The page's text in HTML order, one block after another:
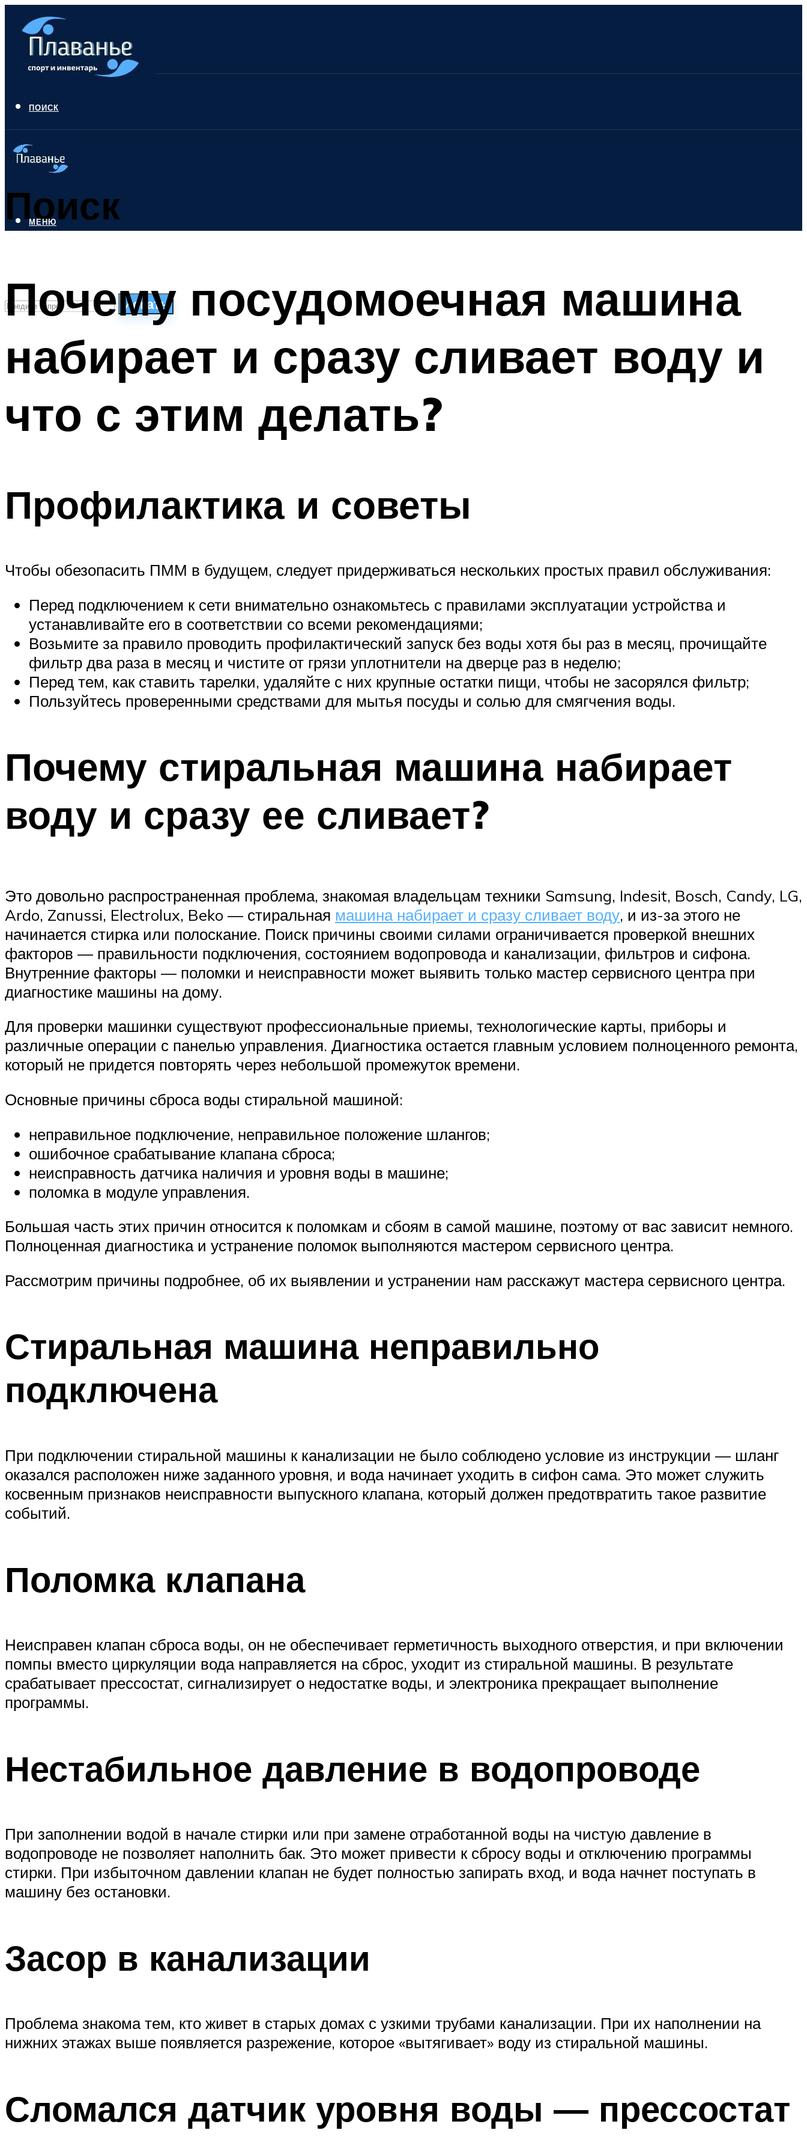
ПОИСК
Поиск
Искать
СТИЛИ ПЛАВАНЬЯ
ПЛАВАНЬЕ ДЛЯ ДЕТЕЙ
ПЛАВАНЬЕ ДЛЯ ПОХУДЕНИЯ
ОЧИСТКА БАССЕЙНОВ
МЕНЮ
Почему посудомоечная машина
набирает и сразу сливает воду и
что с этим делать?
Профилактика и советы
Чтобы обезопасить ПММ в будущем, следует придерживаться нескольких простых правил обслуживания:
Перед подключением к сети внимательно ознакомьтесь с правилами эксплуатации устройства и
устанавливайте его в соответствии со всеми рекомендациями;
Возьмите за правило проводить профилактический запуск без воды хотя бы раз в месяц, прочищайте
фильтр два раза в месяц и чистите от грязи уплотнители на дверце раз в неделю;
Перед тем, как ставить тарелки, удаляйте с них крупные остатки пищи, чтобы не засорялся фильтр;
Пользуйтесь проверенными средствами для мытья посуды и солью для смягчения воды.
Почему стиральная машина набирает
воду и сразу ее сливает?
Это довольно распространенная проблема, знакомая владельцам техники Samsung, Indesit, Bosch, Candy, LG,
Ardo, Zanussi, Electrolux, Beko — стиральная машина набирает и сразу сливает воду, и из-за этого не
начинается стирка или полоскание. Поиск причины своими силами ограничивается проверкой внешних
факторов — правильности подключения, состоянием водопровода и канализации, фильтров и сифона.
Внутренние факторы — поломки и неисправности может выявить только мастер сервисного центра при
диагностике машины на дому.
Для проверки машинки существуют профессиональные приемы, технологические карты, приборы и
различные операции с панелью управления. Диагностика остается главным условием полноценного ремонта,
который не придется повторять через небольшой промежуток времени.
Основные причины сброса воды стиральной машиной:
неправильное подключение, неправильное положение шлангов;
ошибочное срабатывание клапана сброса;
неисправность датчика наличия и уровня воды в машине;
поломка в модуле управления.
Большая часть этих причин относится к поломкам и сбоям в самой машине, поэтому от вас зависит немного.
Полноценная диагностика и устранение поломок выполняются мастером сервисного центра.
Рассмотрим причины подробнее, об их выявлении и устранении нам расскажут мастера сервисного центра.
Стиральная машина неправильно
подключена
При подключении стиральной машины к канализации не было соблюдено условие из инструкции — шланг
оказался расположен ниже заданного уровня, и вода начинает уходить в сифон сама. Это может служить
косвенным признаков неисправности выпускного клапана, который должен предотвратить такое развитие
событий.
Поломка клапана
Неисправен клапан сброса воды, он не обеспечивает герметичность выходного отверстия, и при включении
помпы вместо циркуляции вода направляется на сброс, уходит из стиральной машины. В результате
срабатывает прессостат, сигнализирует о недостатке воды, и электроника прекращает выполнение
программы.
Нестабильное давление в водопроводе
При заполнении водой в начале стирки или при замене отработанной воды на чистую давление в
водопроводе не позволяет наполнить бак. Это может привести к сбросу воды и отключению программы
стирки. При избыточном давлении клапан не будет полностью запирать вход, и вода начнет поступать в
машину без остановки.
Засор в канализации
Проблема знакома тем, кто живет в старых домах с узкими трубами канализации. При их наполнении на
нижних этажах выше появляется разрежение, которое «вытягивает» воду из стиральной машины.
Сломался датчик уровня воды — прессостат